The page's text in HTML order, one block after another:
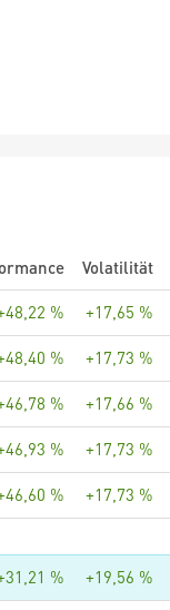
Volatilität
% +17,65 %
% +17,73 %
% +17,66 %
% +17,73 %
% +17,73 %
% +19,56 %